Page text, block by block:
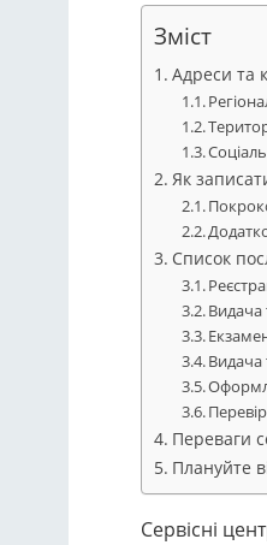
Зміст
Адреси та
Як
Список
Видача
Видача
Переваги
Плануйте
Сервісні